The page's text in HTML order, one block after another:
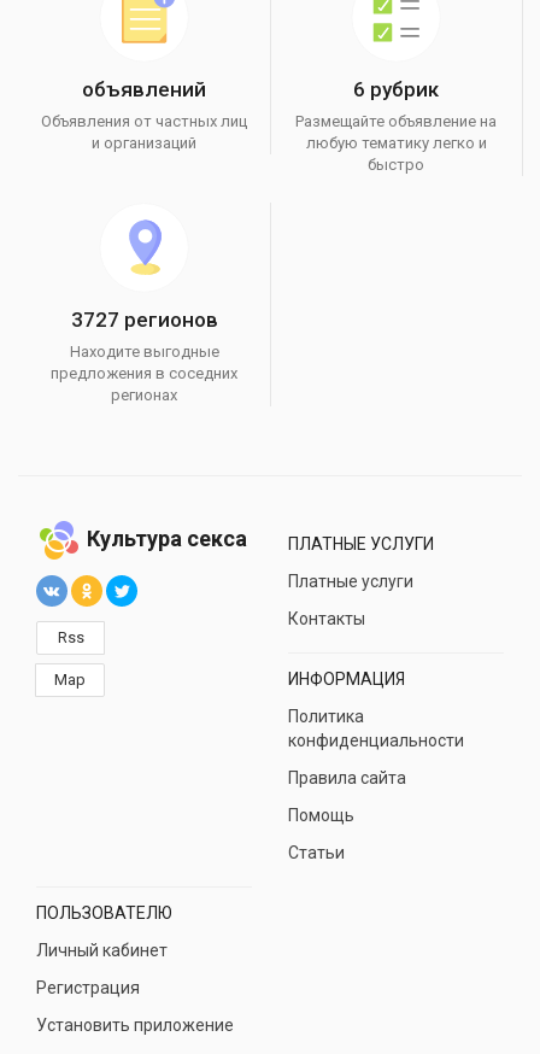
объявлений
Объявления от частных лиц
и организаций
6 рубрик
Размещайте объявление на
любую тематику легко и
быстро
3727 регионов
Находите выгодные
предложения в соседних
регионах
Культура секса
Rss
Map
ПЛАТНЫЕ УСЛУГИ
Платные услуги
Контакты
ИНФОРМАЦИЯ
Политика
конфиденциальности
Правила сайта
Помощь
Статьи
ПОЛЬЗОВАТЕЛЮ
Личный кабинет
Регистрация
Установить приложение